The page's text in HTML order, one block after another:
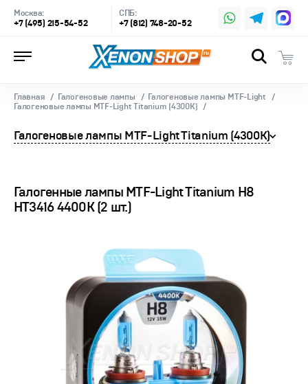
Москва:
+7 (495) 215-54-52
СПБ:
+7 (812) 748-20-52
Главная Галогеновые лампы
Галогеновые лампы MTF-Light
Галогеновые лампы MTF-Light Titanium (4300К)
Галогеновые лампы MTF-Light Titanium (4300К)
Галогенные лампы MTF-Light Titanium H8
HT3416 4400K (2 шт.)